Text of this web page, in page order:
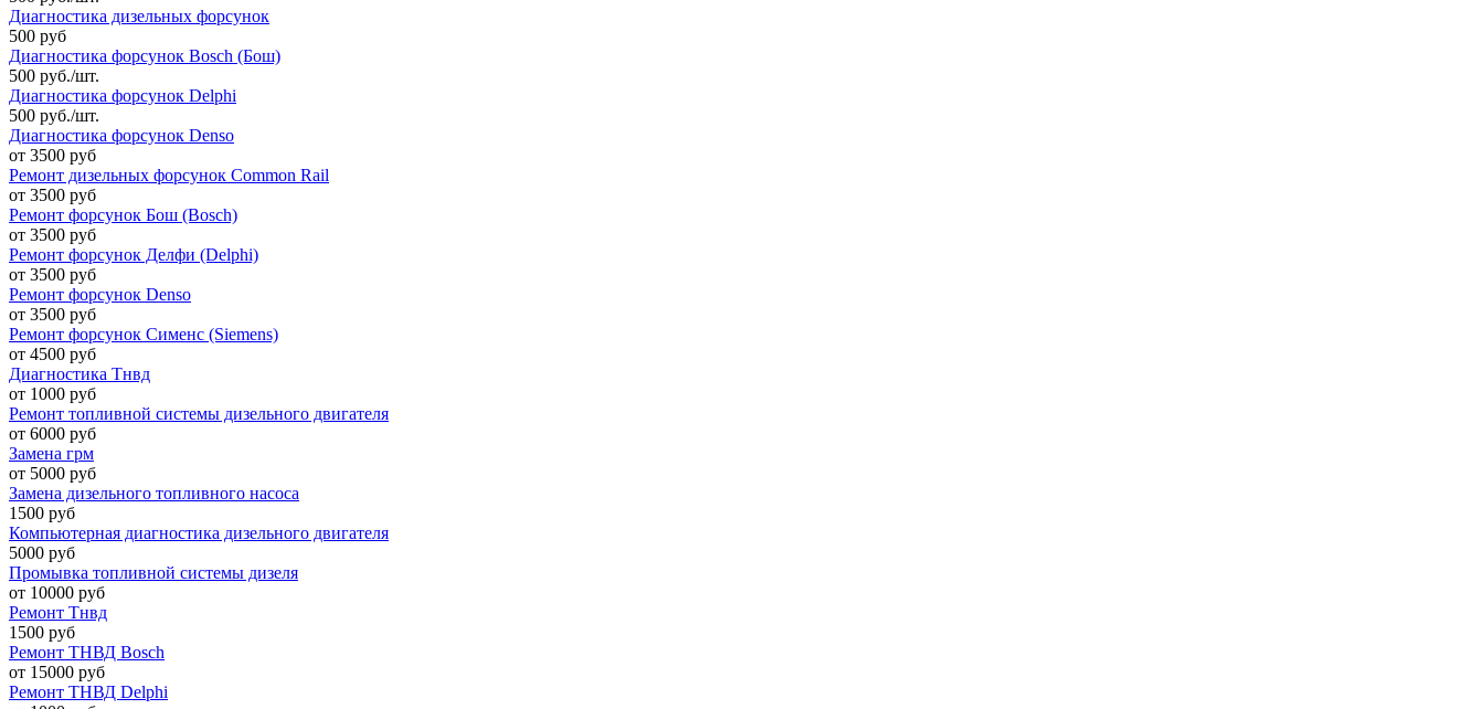
Диагностика дизельных форсунок
500 руб
Диагностика форсунок Bosch (Бош)
500 руб./шт.
Диагностика форсунок Delphi
500 руб./шт.
Диагностика форсунок Denso
от 3500 руб
Ремонт дизельных форсунок Common Rail
от 3500 руб
Ремонт форсунок Бош (Bosch)
от 3500 руб
Ремонт форсунок Делфи (Delphi)
от 3500 руб
Ремонт форсунок Denso
от 3500 руб
Ремонт форсунок Сименс (Siemens)
от 4500 руб
Диагностика Тнвд
от 1000 руб
Ремонт топливной системы дизельного двигателя
от 6000 руб
Замена грм
от 5000 руб
Замена дизельного топливного насоса
1500 руб
Компьютерная диагностика дизельного двигателя
5000 руб
Промывка топливной системы дизеля
от 10000 руб
Ремонт Тнвд
1500 руб
Ремонт ТНВД Bosch
от 15000 руб
Ремонт ТНВД Delphi